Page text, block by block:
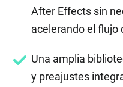
After Effects sin
acelerando el flujo
Una amplia
y preajustes